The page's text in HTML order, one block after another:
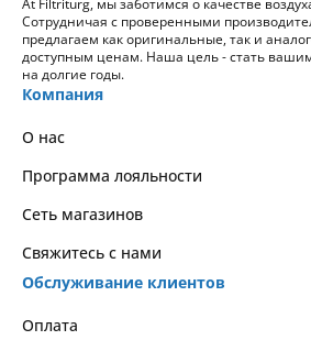
Сотрудничая с проверенными
предлагаем как оригинальные, так и
доступным ценам. Наша цель - стать
на долгие годы.
Компания
О нас
Программа лояльности
Сеть магазинов
Свяжитесь с нами
Обслуживание клиентов
Оплата